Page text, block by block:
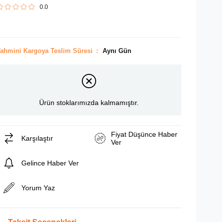
0.0
Kargoya Teslim Süresi : Aynı Gün
Ürün stoklarımızda kalmamıştır.
Karşılaştır
Fiyat Düşünce Haber
Ver
Gelince Haber Ver
Yorum Yaz